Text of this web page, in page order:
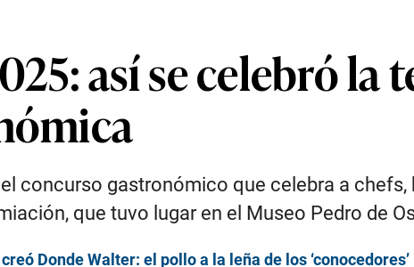
así se celebró la
concurso gastronómico que celebra a
que tuvo lugar en el Museo Pedro de
Donde Walter: el pollo a la leña de los ‘conocedores’